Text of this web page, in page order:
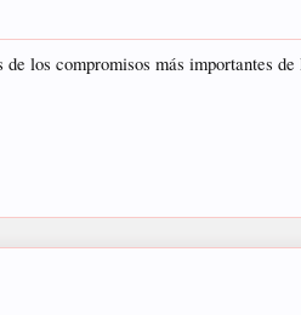
los compromisos más importantes